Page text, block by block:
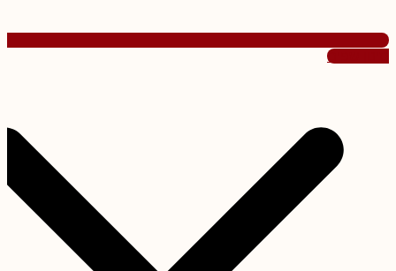
סינון שפים